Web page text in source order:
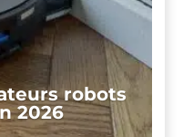
robots
2026